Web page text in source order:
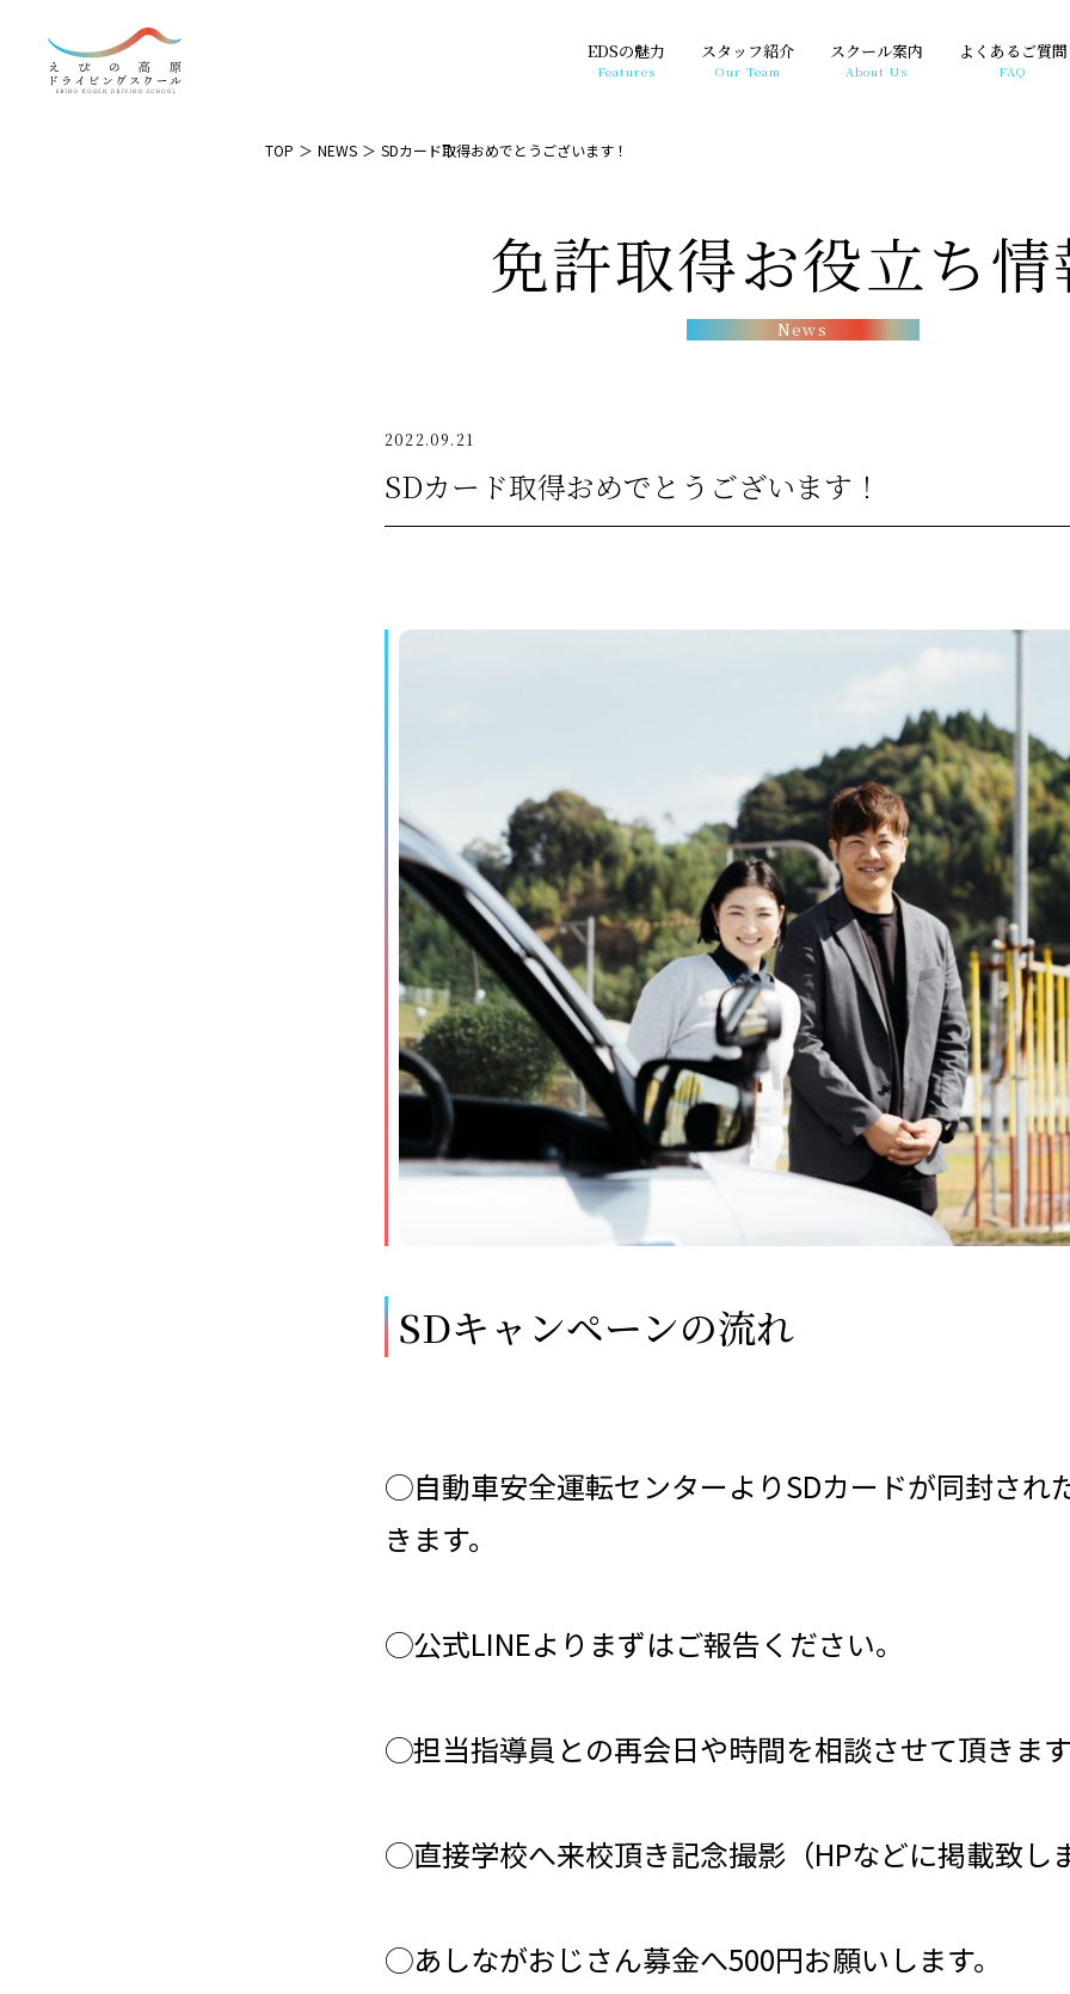
EDSの魅力
Features
スタッフ紹介
Our Team
スクール案内
About Us
よくあるご質問
FAQ
TOP NEWS SDカード取得おめでとうございます！
免許取得お役立ち
News
2022.09.21
SDカード取得おめでとうございます！
SDキャンペーンの流れ
◯自動車安全運転センターよりSDカードが同封され
きます。
◯公式LINEよりまずはご報告ください。
◯担当指導員との再会日や時間を相談させて頂きま
◯直接学校へ来校頂き記念撮影（HPなどに掲載致し
◯あしながおじさん募金へ500円お願いします。